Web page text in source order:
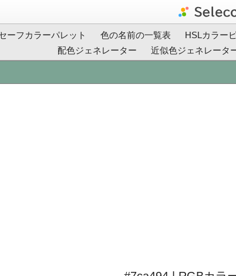
ーフカラーパレット 色の名前の一覧表 HSLカラー
配色ジェネレーター
近似色ジェネレータ